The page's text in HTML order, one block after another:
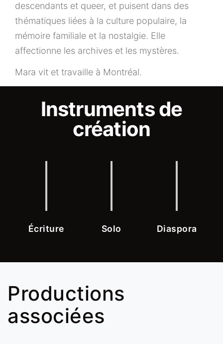
descendants et queer, et puisent dans des
thématiques liées à la culture populaire, la
mémoire familiale et la nostalgie. Elle
affectionne les archives et les mystères.
Mara vit et travaille à Montréal.
Instruments de
création
Écriture Solo Diaspora
Productions
associées